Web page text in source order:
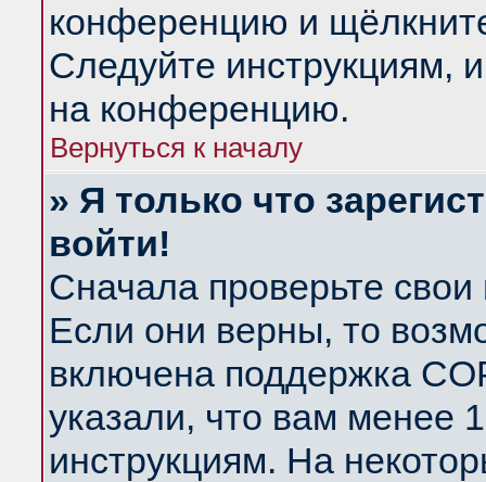
конференцию и
Следуйте инструкциям,
на конференцию.
Вернуться к началу
» Я только что
войти!
Сначала проверьте
Если они верны, то
включена поддержка
указали, что вам менее
инструкциям. На